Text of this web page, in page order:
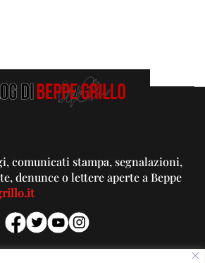
comunicati stampa, segnalazioni,
denunce o lettere aperte a Beppe